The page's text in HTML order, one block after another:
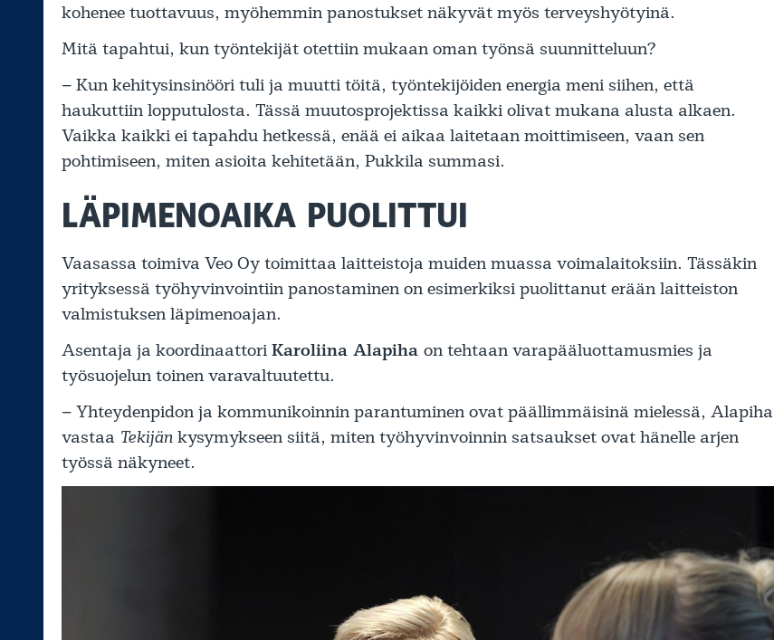
kohenee tuottavuus, myöhemmin panostukset näkyvät myös terveyshyötyinä.
Mitä tapahtui, kun työntekijät otettiin mukaan oman työnsä suunnitteluun?
– Kun kehitysinsinööri tuli ja muutti töitä, työntekijöiden energia meni siihen, että
haukuttiin lopputulosta. Tässä muutosprojektissa kaikki olivat mukana alusta alkaen.
Vaikka kaikki ei tapahdu hetkessä, enää ei aikaa laitetaan moittimiseen, vaan sen
pohtimiseen, miten asioita kehitetään, Pukkila summasi.
LÄPIMENOAIKA PUOLITTUI
Vaasassa toimiva Veo Oy toimittaa laitteistoja muiden muassa voimalaitoksiin. Tässäkin
yrityksessä työhyvinvointiin panostaminen on esimerkiksi puolittanut erään laitteiston
valmistuksen läpimenoajan.
Asentaja ja koordinaattori Karoliina Alapiha on tehtaan varapääluottamusmies ja
työsuojelun toinen varavaltuutettu.
– Yhteydenpidon ja kommunikoinnin parantuminen ovat päällimmäisinä mielessä, Alapiha
vastaa Tekijän kysymykseen siitä, miten työhyvinvoinnin satsaukset ovat hänelle arjen
työssä näkyneet.